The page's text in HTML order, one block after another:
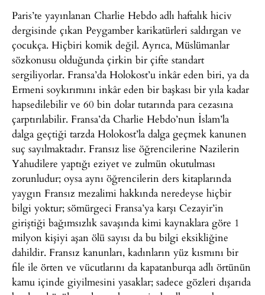
Paris’te yayınlanan Charlie Hebdo adlı haftalık hiciv
dergisinde çıkan Peygamber karikatürleri saldırgan ve
çocukça. Hiçbiri komik değil. Ayrıca, Müslümanlar
sözkonusu olduğunda çirkin bir çifte standart
sergiliyorlar. Fransa’da Holokost’u inkâr eden biri, ya da
Ermeni soykırımını inkâr eden bir başkası bir yıla kadar
hapsedilebilir ve 60 bin dolar tutarında para cezasına
çarptırılabilir. Fransa’da Charlie Hebdo’nun İslam’la
dalga geçtiği tarzda Holokost’la dalga geçmek kanunen
suç sayılmaktadır. Fransız lise öğrencilerine Nazilerin
Yahudilere yaptığı eziyet ve zulmün okutulması
zorunludur; oysa aynı öğrencilerin ders kitaplarında
yaygın Fransız mezalimi hakkında neredeyse hiçbir
bilgi yoktur; sömürgeci Fransa’ya karşı Cezayir’in
giriştiği bağımsızlık savaşında kimi kaynaklara göre 1
milyon kişiyi aşan ölü sayısı da bu bilgi eksikliğine
dahildir. Fransız kanunları, kadınların yüz kısmını bir
file ile örten ve vücutlarını da kapatanburqa adlı örtünün
kamu içinde giyilmesini yasaklar; sadece gözleri dışarıda